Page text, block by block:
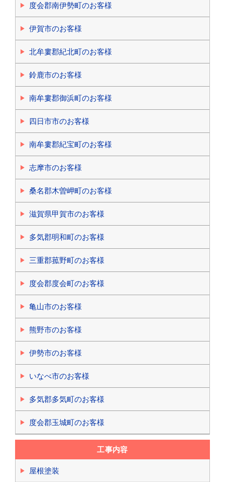
度会郡南伊勢町のお客様
伊賀市のお客様
北牟婁郡紀北町のお客様
鈴鹿市のお客様
南牟婁郡御浜町のお客様
四日市市のお客様
南牟婁郡紀宝町のお客様
志摩市のお客様
桑名郡木曽岬町のお客様
滋賀県甲賀市のお客様
多気郡明和町のお客様
三重郡菰野町のお客様
度会郡度会町のお客様
亀山市のお客様
熊野市のお客様
伊勢市のお客様
いなべ市のお客様
多気郡多気町のお客様
度会郡玉城町のお客様
工事内容
屋根塗装